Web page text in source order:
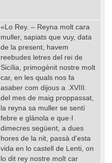
«Lo Rey. – Reyna molt cara
muller, sapiats que vuy, data
de la present, havem
reebudes letres del rei de
Sicília, primogènit nostre molt
car, en les quals nos fa
asaber com dijous a .XVIII.
del mes de maig proppassat,
la reyna sa muller se sentí
febre e glànola e que·l
dimecres següent, a dues
hores de la nit, passà d'esta
vida en lo castell de Lenti, on
lo dit rey nostre molt car